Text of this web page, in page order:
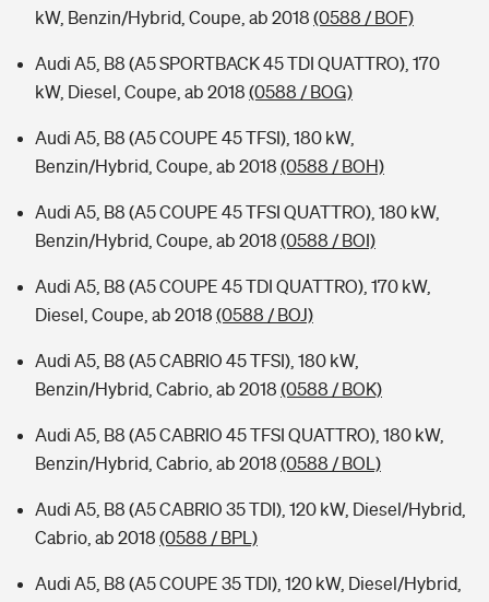
kW, Benzin/Hybrid, Coupe, ab 2018 (0588 / BOF)
Audi A5, B8 (A5 SPORTBACK 45 TDI QUATTRO), 170
kW, Diesel, Coupe, ab 2018 (0588 / BOG)
Audi A5, B8 (A5 COUPE 45 TFSI), 180 kW,
Benzin/Hybrid, Coupe, ab 2018 (0588 / BOH)
Audi A5, B8 (A5 COUPE 45 TFSI QUATTRO), 180 kW,
Benzin/Hybrid, Coupe, ab 2018 (0588 / BOI)
Audi A5, B8 (A5 COUPE 45 TDI QUATTRO), 170 kW,
Diesel, Coupe, ab 2018 (0588 / BOJ)
Audi A5, B8 (A5 CABRIO 45 TFSI), 180 kW,
Benzin/Hybrid, Cabrio, ab 2018 (0588 / BOK)
Audi A5, B8 (A5 CABRIO 45 TFSI QUATTRO), 180 kW,
Benzin/Hybrid, Cabrio, ab 2018 (0588 / BOL)
Audi A5, B8 (A5 CABRIO 35 TDI), 120 kW, Diesel/Hybrid,
Cabrio, ab 2018 (0588 / BPL)
Audi A5, B8 (A5 COUPE 35 TDI), 120 kW, Diesel/Hybrid,